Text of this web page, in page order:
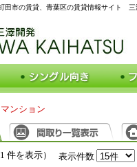
田市の賃貸、青葉区の賃貸情報サイト 三
ンション
件を表示） 表示件数